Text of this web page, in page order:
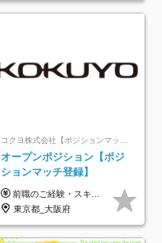
オープンポジション【ポジ
ションマッチ登録】
前職のご経験・スキル等を考慮して決定します。
東京都_大阪府